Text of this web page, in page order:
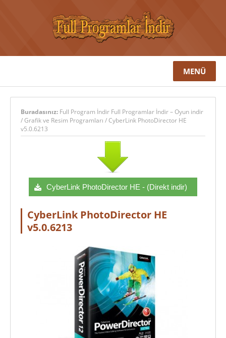
MENÜ
Buradasınız: Full Program İndir Full Programlar İndir – Oyun indir
/Grafik ve Resim Programları /CyberLink PhotoDirector HE
v5.0.6213
CyberLink PhotoDirector HE - (Direkt indir)
CyberLink PhotoDirector HE
v5.0.6213